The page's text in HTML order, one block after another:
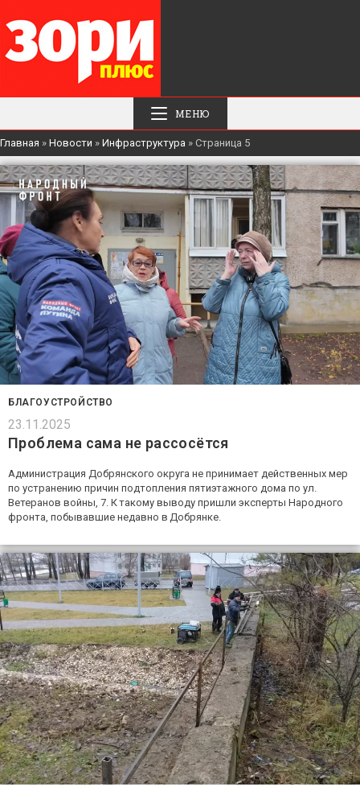
МЕНЮ
Главная » Новости » Инфраструктура » Страница 5
БЛАГОУСТРОЙСТВО
23.11.2025
Проблема сама не рассосётся
Администрация Добрянского округа не принимает действенных мер
по устранению причин подтопления пятиэтажного дома по ул.
Ветеранов войны, 7. К такому выводу пришли эксперты Народного
фронта, побывавшие недавно в Добрянке.